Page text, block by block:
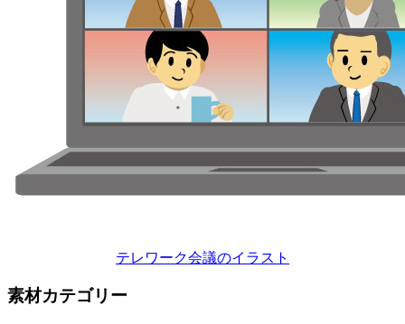
テレワーク会議のイラスト
素材カテゴリー